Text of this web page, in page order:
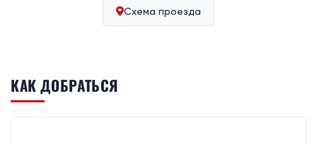
Схема проезда
КАК ДОБРАТЬСЯ